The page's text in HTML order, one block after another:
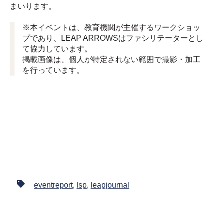
まいります。
※本イベントは、教育機関が主催するワークショッ
プであり、LEAP ARROWSはファシリテーターとし
て協力しています。
掲載画像は、個人が特定されない範囲で撮影・加工
を行っています。
eventreport, lsp, leapjournal